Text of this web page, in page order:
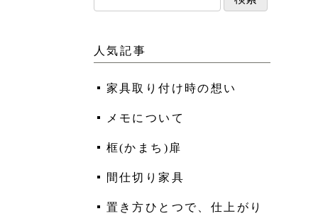
人気記事
家具取り付け時の想い
メモについて
框(かまち)扉
間仕切り家具
置き方ひとつで、仕上がり